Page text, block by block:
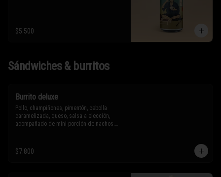
$5.500
Sándwiches & burritos
Burrito deluxe
Pollo, champiñones, pimentón, cebolla
caramelizada, queso, salsa a elección,
acompañado de mini porción de nachos.
* Los ingredientes no son intercambiables.
Sólo puedes solicitar eliminar un
$7.800